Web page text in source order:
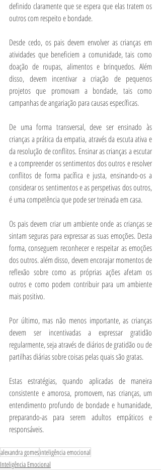
definido claramente que se espera que elas tratem os
outros com respeito e bondade.
Desde cedo, os pais devem envolver as crianças em
atividades que beneficiem a comunidade, tais como
doação de roupas, alimentos e brinquedos. Além
disso, devem incentivar a criação de pequenos
projetos que promovam a bondade, tais como
campanhas de angariação para causas específicas.
De uma forma transversal, deve ser ensinado às
crianças a prática da empatia, através da escuta ativa e
da resolução de conflitos. Ensinar as crianças a escutar
e a compreender os sentimentos dos outros e resolver
conflitos de forma pacífica e justa, ensinando-os a
considerar os sentimentos e as perspetivas dos outros,
é uma competência que pode ser treinada em casa.
Os pais devem criar um ambiente onde as crianças se
sintam seguras para expressar as suas emoções. Desta
forma, conseguem reconhecer e respeitar as emoções
dos outros. além disso, devem encorajar momentos de
reflexão sobre como as próprias ações afetam os
outros e como podem contribuir para um ambiente
mais positivo.
Por último, mas não menos importante, as crianças
devem ser incentivadas a expressar gratidão
regularmente, seja através de diários de gratidão ou de
partilhas diárias sobre coisas pelas quais são gratas.
Estas estratégias, quando aplicadas de maneira
consistente e amorosa, promovem, nas crianças, um
entendimento profundo de bondade e humanidade,
preparando-as para serem adultos empáticos e
responsáveis.
alexandra gomesinteligência emocional
Inteligência Emocional